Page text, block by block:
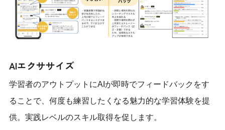
AIエクササイズ
学習者のアウトプットにAIが即時でフィードバックをす
ることで、何度も練習したくなる魅力的な学習体験を提
供。実践レベルのスキル取得を促します。